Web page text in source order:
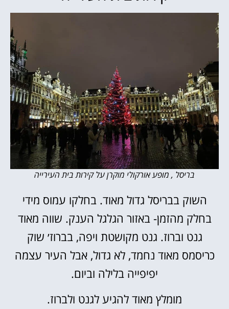
בריסל , מופע אורקולי מוקרן על קירות בית העירייה
השוק בבריסל גדול מאוד. בחלקו עמוס מידי
בחלק מהזמן- באזור הגלגל הענק. שווה מאוד
גנט וברוז. גנט מקושטת ויפה, בברוז׳ שוק
כריסמס מאוד נחמד, לא גדול, אבל העיר עצמה
יפיפייה בלילה וביום.
מומלץ מאוד להגיע לגנט ולברוז.